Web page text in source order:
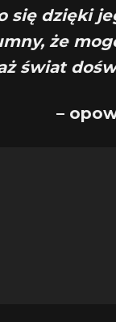
się dzięki
że
świat
–